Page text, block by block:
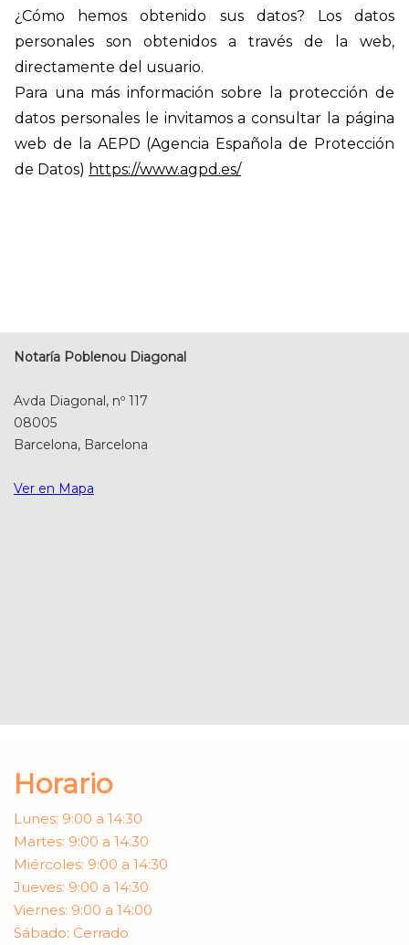
¿Cómo hemos obtenido sus datos? Los datos
personales son obtenidos a través de la web,
directamente del usuario.
Para una más información sobre la protección de
datos personales le invitamos a consultar la página
web de la AEPD (Agencia Española de Protección
de Datos) https://www.agpd.es/
Notaría Poblenou Diagonal
Avda Diagonal, nº 117
08005
Barcelona, Barcelona
Ver en Mapa
Horario
Lunes: 9:00 a 14:30
Martes: 9:00 a 14:30
Miércoles: 9:00 a 14:30
Jueves: 9:00 a 14:30
Viernes: 9:00 a 14:00
Sábado: Cerrado